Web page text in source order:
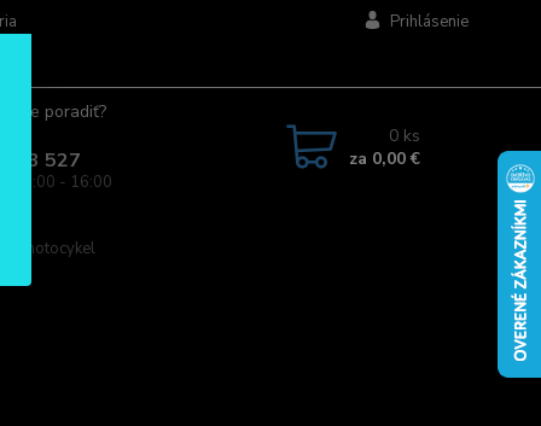
Prihlásenie
poradiť?
963 527
08:00 - 16:00
0 ks
za 0,00 €
na motocykel